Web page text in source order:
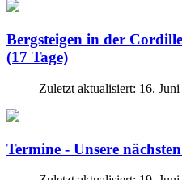
Bergsteigen in der
(17 Tage)
Zuletzt aktualisiert: 16.
Termine - Unsere